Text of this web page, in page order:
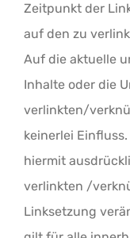
Zeitpunkt der
auf den zu
Auf die aktuelle
Inhalte oder die
verlinkten/
keinerlei
hiermit
verlinkten /
Linksetzung